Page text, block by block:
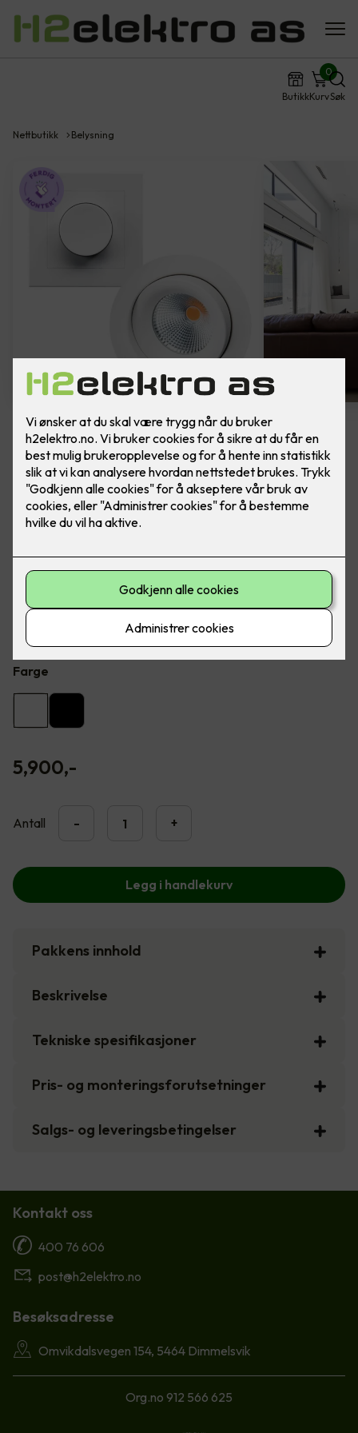
ButikkKurv
0
Søk
Nettbutikk Belysning
4 stk hvite LED downlights
rehab inkl. LED dimmer
Ferdig montert - Junistar ECO 2700 m/ LED
Flott LED downlight med 42 graders spredning og 30
graders vipp i to retninger til innendørs bruke, inkl. LED
dimmer. Inkludert montering.
Farge
5,900,-
Antall - +
Legg i handlekurv
Pakkens innhold
Beskrivelse
Tekniske spesifikasjoner
Pris- og monteringsforutsetninger
Salgs- og leveringsbetingelser
Kontakt oss
400 76 606
post@h2elektro.no
Besøksadresse
Omvikdalsvegen 154, 5464 Dimmelsvik
Org.no 912 566 625